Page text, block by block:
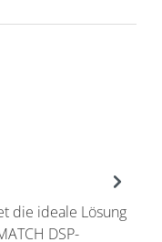
die ideale Lösung
DSP-